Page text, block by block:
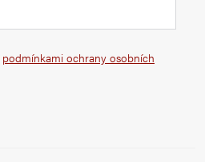
podmínkami ochrany osobních